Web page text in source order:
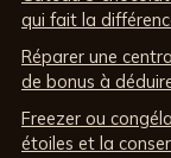
qui fait la
Réparer une
de bonus à
Freezer ou
étoiles et la